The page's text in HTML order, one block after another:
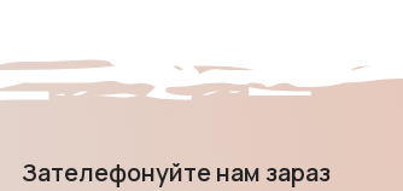
Зателефонуйте нам зараз